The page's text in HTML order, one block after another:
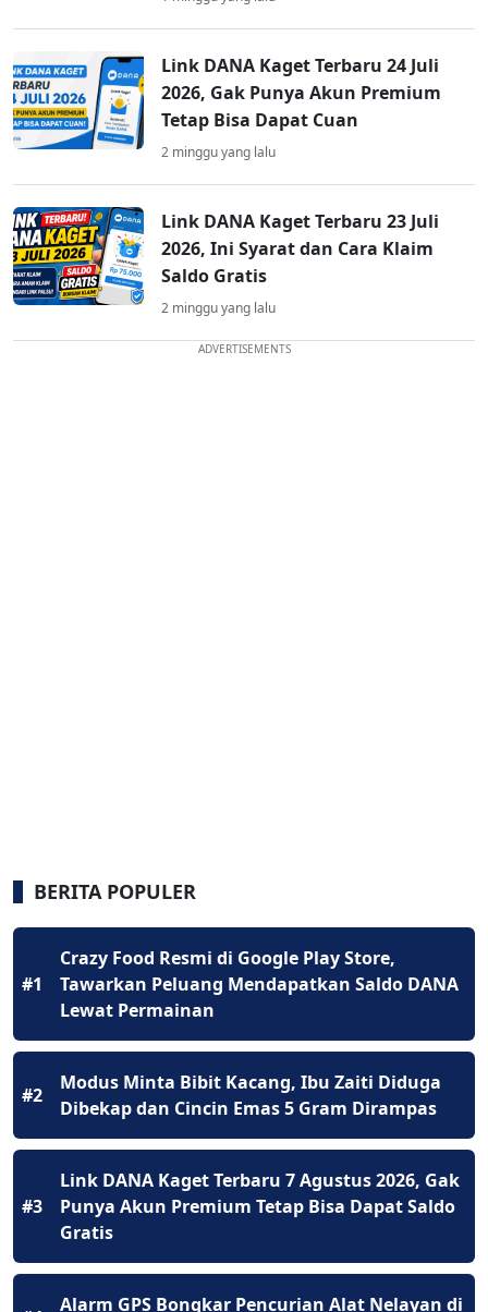
Link DANA Kaget Terbaru 24 Juli
2026, Gak Punya Akun Premium
Tetap Bisa Dapat Cuan
2 minggu yang lalu
Link DANA Kaget Terbaru 23 Juli
2026, Ini Syarat dan Cara Klaim
Saldo Gratis
2 minggu yang lalu
ADVERTISEMENTS
BERITA POPULER
#1
Crazy Food Resmi di Google Play Store,
Tawarkan Peluang Mendapatkan Saldo DANA
Lewat Permainan
#2
Modus Minta Bibit Kacang, Ibu Zaiti Diduga
Dibekap dan Cincin Emas 5 Gram Dirampas
#3
Link DANA Kaget Terbaru 7 Agustus 2026, Gak
Punya Akun Premium Tetap Bisa Dapat Saldo
Gratis
Alarm GPS Bongkar Pencurian Alat Nelayan di